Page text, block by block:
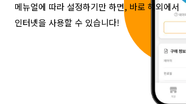
메뉴얼에 따라 설정하기만 하면, 바로 해외에서
인터넷을 사용할 수 있습니다!